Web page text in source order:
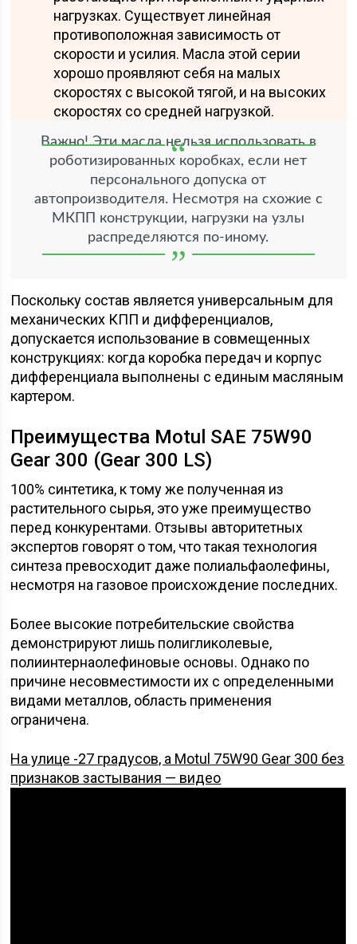
нагрузках. Существует линейная
противоположная зависимость от
скорости и усилия. Масла этой серии
хорошо проявляют себя на малых
скоростях с высокой тягой, и на высоких
скоростях со средней нагрузкой.
Важно! Эти масла нельзя использовать в
роботизированных коробках, если нет
персонального допуска от
автопроизводителя. Несмотря на схожие с
МКПП конструкции, нагрузки на узлы
распределяются по-иному.
Поскольку состав является универсальным для
механических КПП и дифференциалов,
допускается использование в совмещенных
конструкциях: когда коробка передач и корпус
дифференциала выполнены с единым масляным
картером.
Преимущества Motul SAE 75W90
Gear 300 (Gear 300 LS)
100% синтетика, к тому же полученная из
растительного сырья, это уже преимущество
перед конкурентами. Отзывы авторитетных
экспертов говорят о том, что такая технология
синтеза превосходит даже полиальфаолефины,
несмотря на газовое происхождение последних.
Более высокие потребительские свойства
демонстрируют лишь полигликолевые,
полиинтернаолефиновые основы. Однако по
причине несовместимости их с определенными
видами металлов, область применения
ограничена.
На улице -27 градусов, а Motul 75W90 Gear 300 без
признаков застывания — видео